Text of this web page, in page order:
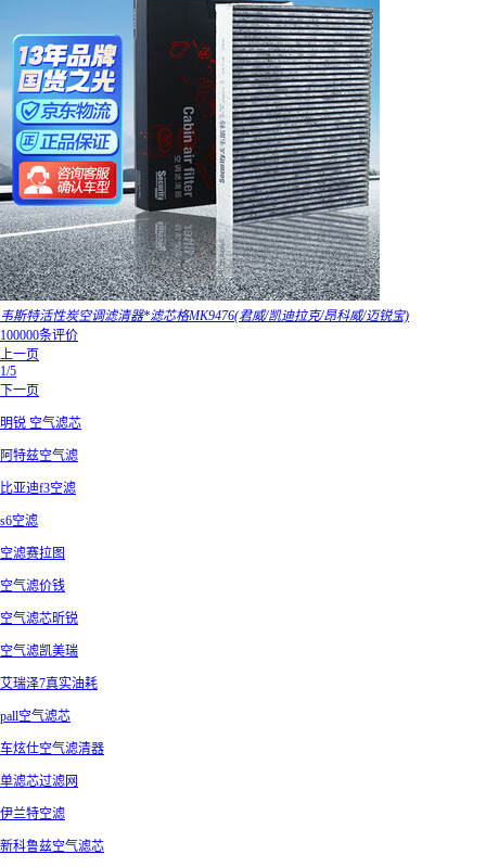
韦斯特活性炭空调滤清器*滤芯格MK9476(君威/凯迪拉克/昂科威/迈锐宝)
100000条评价
上一页
1/5
下一页
明锐 空气滤芯
阿特兹空气滤
比亚迪f3空滤
s6空滤
空滤赛拉图
空气滤价钱
空气滤芯昕锐
空气滤凯美瑞
艾瑞泽7真实油耗
pall空气滤芯
车炫仕空气滤清器
单滤芯过滤网
伊兰特空滤
新科鲁兹空气滤芯